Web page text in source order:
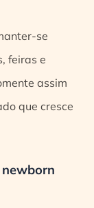
se
feiras e
assim
que cresce